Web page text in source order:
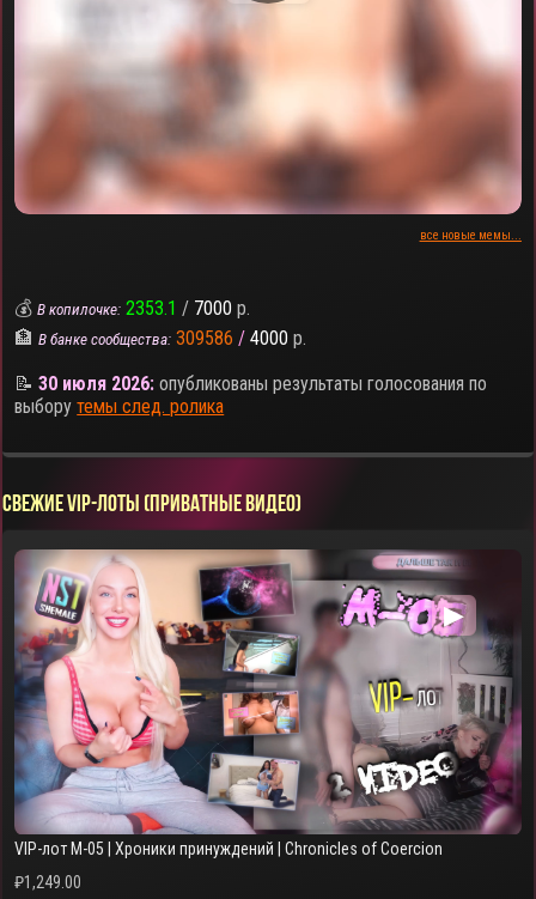
все новые мемы...
💰В копилочке: 2353.1 / 7000 р.
🏦В банке сообщества: 309586 / 4000 р.
📝30 июля 2026: опубликованы результаты голосования по
выборутемы след. ролика
СВЕЖИЕ VIP-ЛОТЫ (ПРИВАТНЫЕ ВИДЕО)
▶
VIP-лот M-05 | Хроники принуждений | Chronicles of Coercion
₽1,249.00